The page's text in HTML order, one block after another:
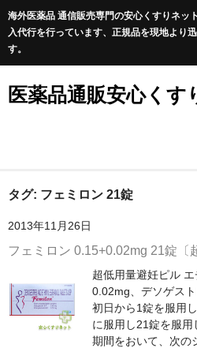
海外医薬品 通信販売専門の安心くすりネッ
入代行を行っています、正規品を現地より
す。
医薬品通販安心くす
ホーム
利用規約
サイトマップ
良くある質問
プライバシーポリシー
タグ: フェミロン 21錠
2013年11月26日
フェミロン 0.15+0.02mg 21錠〔
超低用量避妊ピル
0.02mg、デソゲス
初日から1錠を服用
に服用し21錠を服
期間をおいて、次